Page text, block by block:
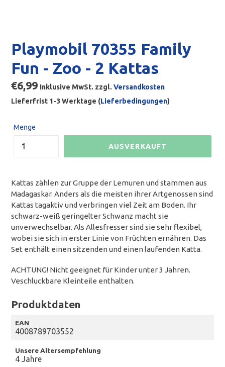
Playmobil 70355 Family
Fun - Zoo - 2 Kattas
Normaler
Preis
€6,99 Inklusive MwSt. zzgl.Versandkosten
Lieferfrist 1-3 Werktage (Lieferbedingungen)
Menge
AUSVERKAUFT
Kattas zählen zur Gruppe der Lemuren und stammen aus
Madagaskar. Anders als die meisten ihrer Artgenossen sind
Kattas tagaktiv und verbringen viel Zeit am Boden. Ihr
schwarz-weiß geringelter Schwanz macht sie
unverwechselbar. Als Allesfresser sind sie sehr flexibel,
wobei sie sich in erster Linie von Früchten ernähren. Das
Set enthält einen sitzenden und einen laufenden Katta.
ACHTUNG! Nicht geeignet für Kinder unter 3 Jahren.
Veschluckbare Kleinteile enthalten.
Produktdaten
EAN
4008789703552
Unsere Altersempfehlung
4 Jahre